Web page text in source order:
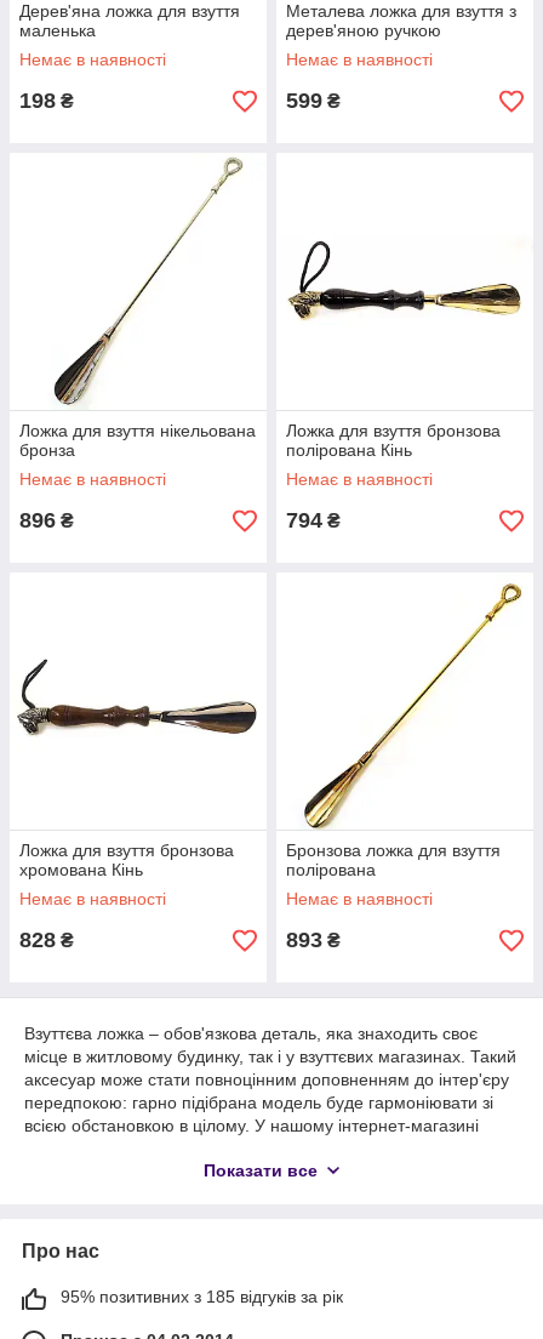
Дерев'яна ложка для взуття
маленька
Немає в наявності
198 ₴
Металева ложка для взуття з
дерев'яною ручкою
Немає в наявності
599 ₴
Ложка для взуття нікельована
бронза
Немає в наявності
896 ₴
Ложка для взуття бронзова
полірована Кінь
Немає в наявності
794 ₴
Ложка для взуття бронзова
хромована Кінь
Немає в наявності
828 ₴
Бронзова ложка для взуття
полірована
Немає в наявності
893 ₴
Взуттєва ложка – обов'язкова деталь, яка знаходить своє
місце в житловому будинку, так і у взуттєвих магазинах. Такий
аксесуар може стати повноцінним доповненням до інтер'єру
передпокою: гарно підібрана модель буде гармоніювати зі
всією обстановкою в цілому. У нашому інтернет-магазині
З чого виробляють взуттєві ложки?
в кожному будинку. З ними взуватися стає набагато простіше,
розносити. Сучасні моделі можуть цілком стати повноцінним
Показати все
Про нас
95% позитивних з 185 відгуків за рік